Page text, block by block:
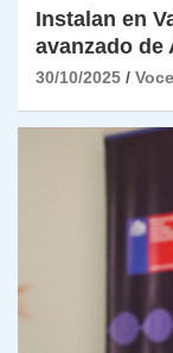
Instalan en
avanzado de
30/10/2025